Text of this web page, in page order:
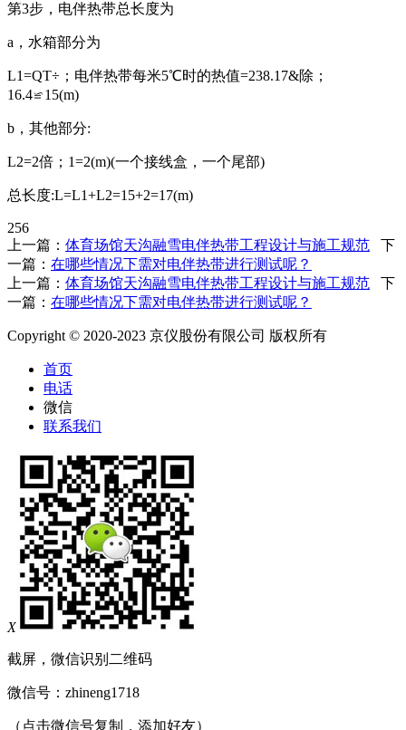
第3步，电伴热带总长度为
a，水箱部分为
L1=QT÷；电伴热带每米5℃时的热值=238.17&除；
16.4≌15(m)
b，其他部分:
L2=2倍；1=2(m)(一个接线盒，一个尾部)
总长度:L=L1+L2=15+2=17(m)
256
上一篇： 体育场馆天沟融雪电伴热带工程设计与施工规范 下
一篇： 在哪些情况下需对电伴热带进行测试呢？
上一篇： 体育场馆天沟融雪电伴热带工程设计与施工规范 下
一篇： 在哪些情况下需对电伴热带进行测试呢？
Copyright © 2020-2023 京仪股份有限公司 版权所有
首页
电话
微信
联系我们
X
截屏，微信识别二维码
微信号： zhineng1718
（点击微信号复制，添加好友）